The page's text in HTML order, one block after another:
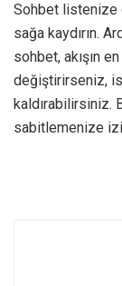
Sohbet listenize
sağa kaydırın.
sohbet, akışın
değiştirirseniz,
kaldırabilirsiniz.
sabitlemenize